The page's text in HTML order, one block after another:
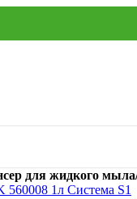
для жидкого